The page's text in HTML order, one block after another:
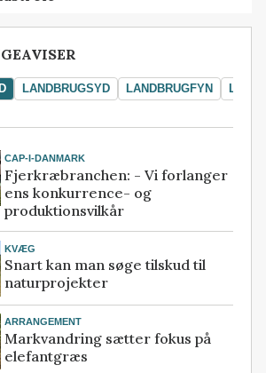
LANDBRUGSYD LANDBRUGFYN
CAP-I-DANMARK
Fjerkræbranchen: - Vi forlanger
ens konkurrence- og
produktionsvilkår
KVÆG
Snart kan man søge tilskud til
naturprojekter
ARRANGEMENT
Markvandring sætter fokus på
elefantgræs